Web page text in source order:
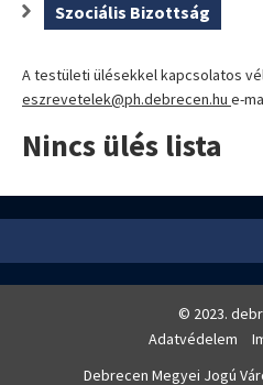
Szociális Bizottság
A testületi ülésekkel kapcsolatos
eszrevetelek@ph.debrecen.hu e-
Nincs ülés lista
© 2023.
Adatvédelem
Debrecen Megyei Jogú